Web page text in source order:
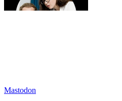
Mastodon